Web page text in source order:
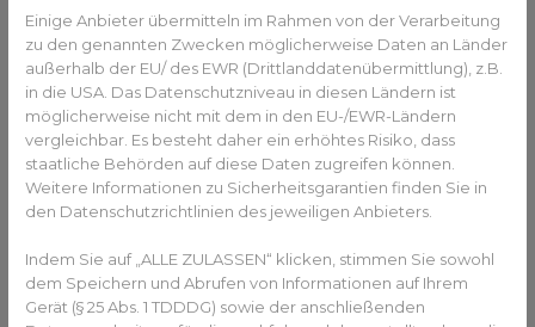
erhöhten Strahlung ausgesetzt waren. Die Schäden treten
am Epithel, der äußeren Hornhaut des Auges, auf und
sorgen dort dafür, dass dort Zellen absterben. Die dadurch
frei liegenden Nervenenden sorgen dafür, dass die
Photokeratitis äußerst schmerzhaft ist.
Sie haben Fragen zu Photokeratitis oder anderen
Gesundheits-Experten und -Expertinnen aus Ihrer
Region beraten Sie gerne. Hier gelangen Sie zur
Expertensuche.
Einige Anbieter übermitteln im Rahmen von der Verarbeitung
zu den genannten Zwecken möglicherweise Daten an Länder
außerhalb der EU/ des EWR (Drittlanddatenübermittlung), z.B.
in die USA. Das Datenschutzniveau in diesen Ländern ist
möglicherweise nicht mit dem in den EU-/EWR-Ländern
vergleichbar. Es besteht daher ein erhöhtes Risiko, dass
staatliche Behörden auf diese Daten zugreifen können.
Weitere Informationen zu Sicherheitsgarantien finden Sie in
den Datenschutzrichtlinien des jeweiligen Anbieters.
Indem Sie auf „ALLE ZULASSEN“ klicken, stimmen Sie sowohl
dem Speichern und Abrufen von Informationen auf Ihrem
Gerät (§ 25 Abs. 1 TDDDG) sowie der anschließenden